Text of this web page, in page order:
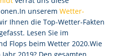
unserem Wetter-
Ihnen die Top-Wetter-Fakten
Lesen Sie im
Flops beim Wetter 2020.Wie